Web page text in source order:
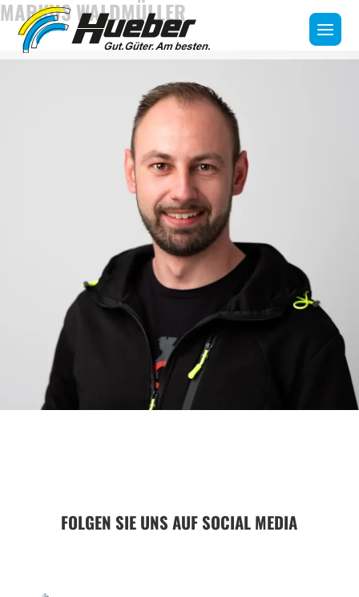
MARKUS WALDMÜLLER
FOLGEN SIE UNS AUF SOCIAL MEDIA